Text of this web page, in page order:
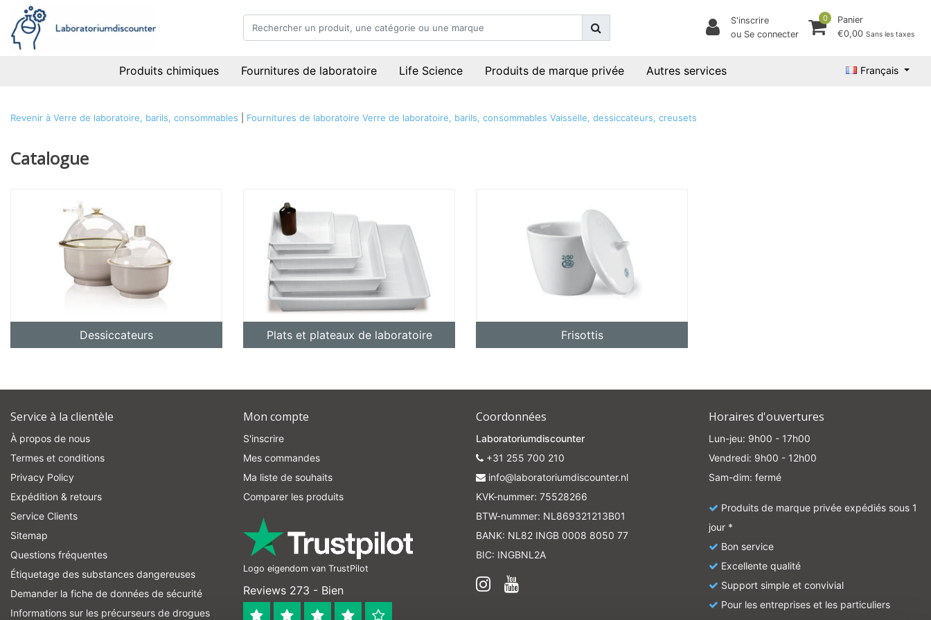
S'inscrire
ou Se connecter
0
Panier
€0,00 Sans les taxes
Produits chimiques Fournitures de laboratoire Life Science Produits de marque privée Autres services Français
Revenir à Verre de laboratoire, barils, consommables Fournitures de laboratoire Verre de laboratoire, barils, consommables Vaisselle, dessiccateurs, creusets
Catalogue
Dessiccateurs Plats et plateaux de laboratoire Frisottis
Service à la clientèle
À propos de nous
Termes et conditions
Privacy Policy
Expédition & retours
Service Clients
Sitemap
Questions fréquentes
Étiquetage des substances dangereuses
Demander la fiche de données de sécurité
Informations sur les précurseurs de drogues
Mon compte
S'inscrire
Mes commandes
Ma liste de souhaits
Comparer les produits
Logo eigendom van TrustPilot
Reviews 273 - Bien
Coordonnées
Laboratoriumdiscounter
+31 255 700 210
info@laboratoriumdiscounter.nl
KVK-nummer: 75528266
BTW-nummer: NL869321213B01
BANK: NL82 INGB 0008 8050 77
BIC: INGBNL2A
Horaires d'ouvertures
Lun-jeu: 9h00 - 17h00
Vendredi: 9h00 - 12h00
Sam-dim: fermé
Produits de marque privée expédiés sous 1
jour *
Bon service
Excellente qualité
Support simple et convivial
Pour les entreprises et les particuliers